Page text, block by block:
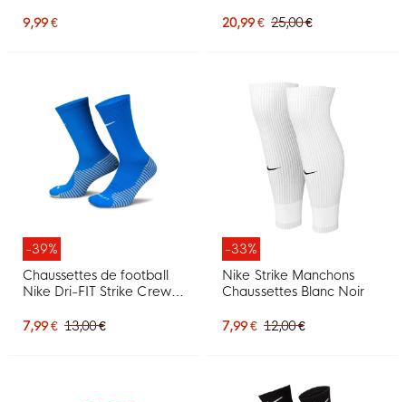
9,99 €
blanc
20,99 € 25,00 €
-39%
Chaussettes de football
Nike Dri-FIT Strike Crew
7,99 € 13,00 €
-33%
Nike Strike Manchons
Chaussettes Blanc Noir
7,99 € 12,00 €